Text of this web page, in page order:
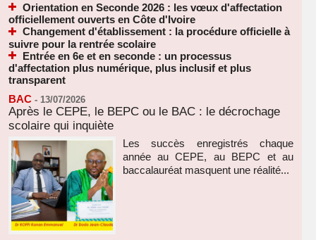
Orientation en Seconde 2026 : les vœux d'affectation
officiellement ouverts en Côte d'Ivoire
Changement d'établissement : la procédure officielle à
suivre pour la rentrée scolaire
Entrée en 6e et en seconde : un processus
d'affectation plus numérique, plus inclusif et plus
transparent
BAC - 13/07/2026
Après le CEPE, le BEPC ou le BAC : le décrochage
scolaire qui inquiète
Les succès enregistrés chaque
année au CEPE, au BEPC et au
baccalauréat masquent une réalité...